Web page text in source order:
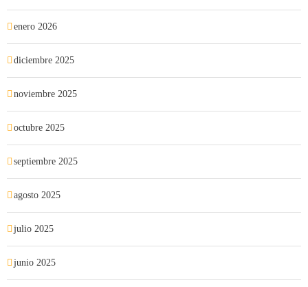
enero 2026
diciembre 2025
noviembre 2025
octubre 2025
septiembre 2025
agosto 2025
julio 2025
junio 2025